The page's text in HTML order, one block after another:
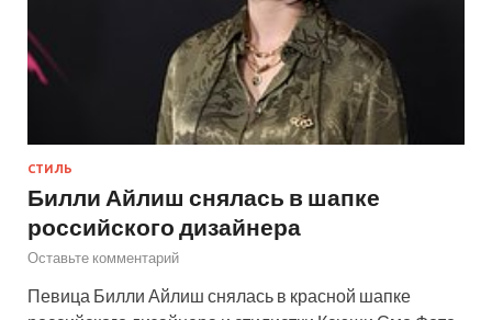
СТИЛЬ
Билли Айлиш снялась в шапке
российского дизайнера
Оставьте комментарий
Певица Билли Айлиш снялась в красной шапке